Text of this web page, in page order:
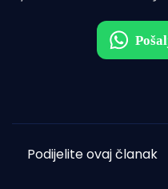
Podijelite ovaj članak